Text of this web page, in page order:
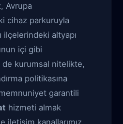
Avrupa
cihaz parkuruyla
ilçelerindeki altyapı
içi gibi
kurumsal nitelikte,
politikasına
garantili
hizmeti almak
iletişim kanallarımız